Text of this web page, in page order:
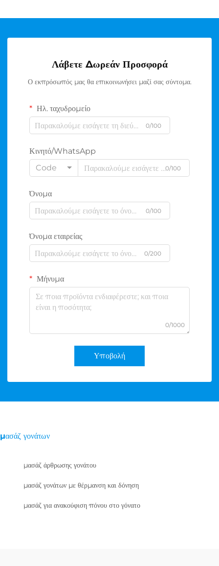
Λάβετε Δωρεάν Προσφορά
Ο εκπρόσωπός μας θα επικοινωνήσει μαζί σας σύντομα.
Ηλ. ταχυδρομείο
0/100
Κινητό/WhatsApp
Code
0/100
Όνομα
0/100
Όνομα εταιρείας
0/200
Μήνυμα
0/1000
Υποβολή
μασάζ γονάτων
μασάζ άρθρωσης γονάτου
μασάζ γονάτων με θέρμανση και δόνηση
μασάζ για ανακούφιση πόνου στο γόνατο